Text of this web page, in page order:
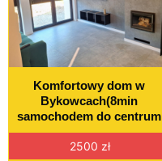
Komfortowy dom w
Bykowcach(8min
samochodem do centrum
2500 zł